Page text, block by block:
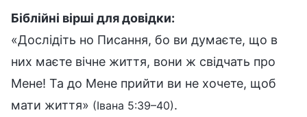
Біблійні вірші для довідки:
«Дослідіть но Писання, бо ви думаєте, що в
них маєте вічне життя, вони ж свідчать про
Мене! Та до Мене прийти ви не хочете, щоб
мати життя» (Івана 5:39–40).